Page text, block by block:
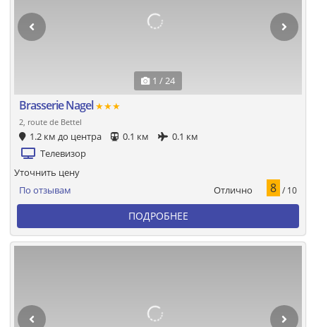
1 / 24
Brasserie Nagel★★★
2, route de Bettel
1.2 км до центра 0.1 км
0.1 км
Телевизор
По отзывам Отлично 8 / 10
Уточнить цену
ПОДРОБНЕЕ